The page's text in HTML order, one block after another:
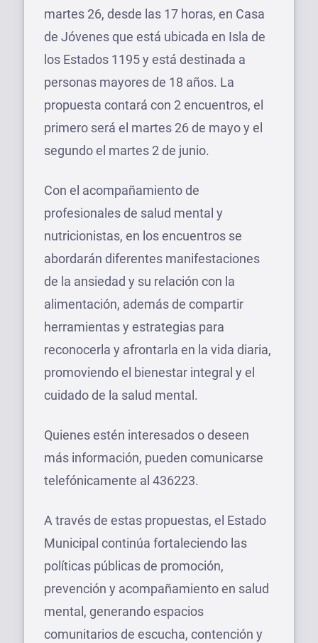
martes 26, desde las 17 horas, en Casa
de Jóvenes que está ubicada en Isla de
los Estados 1195 y está destinada a
personas mayores de 18 años. La
propuesta contará con 2 encuentros, el
primero será el martes 26 de mayo y el
segundo el martes 2 de junio.
Con el acompañamiento de
profesionales de salud mental y
nutricionistas, en los encuentros se
abordarán diferentes manifestaciones
de la ansiedad y su relación con la
alimentación, además de compartir
herramientas y estrategias para
reconocerla y afrontarla en la vida diaria,
promoviendo el bienestar integral y el
cuidado de la salud mental.
Quienes estén interesados o deseen
más información, pueden comunicarse
telefónicamente al 436223.
A través de estas propuestas, el Estado
Municipal continúa fortaleciendo las
políticas públicas de promoción,
prevención y acompañamiento en salud
mental, generando espacios
comunitarios de escucha, contención y